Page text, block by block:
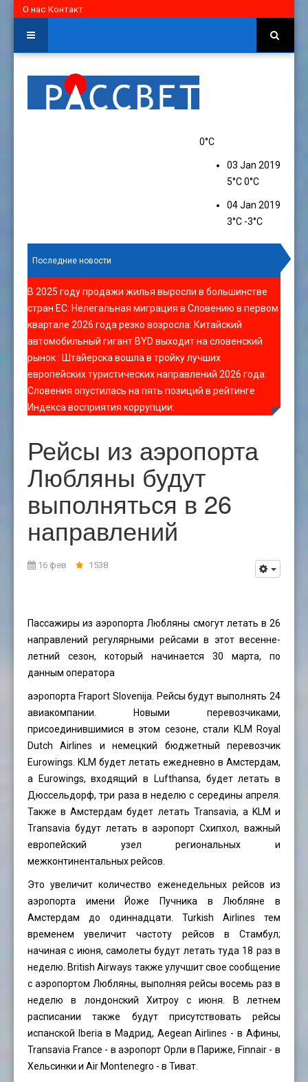
О нас Контакт
0°C
03 Jan 2019
5°C0°C
04 Jan 2019
3°C -3°C
Последние новости
В 2025 году продажи жилья выросли в большинстве
стран ЕС: Нелегальная миграция в Словению в первом
квартале 2026 года резко возросла: Китайский
автомобильный гигант BYD выходит на словенский
рынок: Штайерска вошла в тройку лучших
европейских туристических направлений 2026 года:
Словения опустилась на пять позиций в рейтинге
Индекса восприятия коррупции:
Рейсы из аэропорта
Любляны будут
выполняться в 26
направлений
16 фев 1538
Пассажиры из аэропорта Любляны смогут летать в 26
направлений регулярными рейсами в этот весенне-
летний сезон, который начинается 30 марта, по
данным оператора
аэропорта Fraport Slovenija. Рейсы будут выполнять 24
авиакомпании. Новыми перевозчиками,
присоединившимися в этом сезоне, стали KLM Royal
Dutch Airlines и немецкий бюджетный перевозчик
Eurowings. KLM будет летать ежедневно в Амстердам,
а Eurowings, входящий в Lufthansa, будет летать в
Дюссельдорф, три раза в неделю с середины апреля.
Также в Амстердам будет летать Transavia, а KLM и
Transavia будут летать в аэропорт Схипхол, важный
европейский узел региональных и
межконтинентальных рейсов.
Это увеличит количество еженедельных рейсов из
аэропорта имени Йоже Пучника в Любляне в
Амстердам до одиннадцати. Turkish Airlines тем
временем увеличит частоту рейсов в Стамбул;
начиная с июня, самолеты будут летать туда 18 раз в
неделю. British Airways также улучшит свое сообщение
с аэропортом Любляны, выполняя рейсы восемь раз в
неделю в лондонский Хитроу с июня. В летнем
расписании также будут присутствовать рейсы
испанской Iberia в Мадрид, Aegean Airlines - в Афины,
Transavia France - в аэропорт Орли в Париже, Finnair - в
Хельсинки и Air Montenegro - в Тиват.